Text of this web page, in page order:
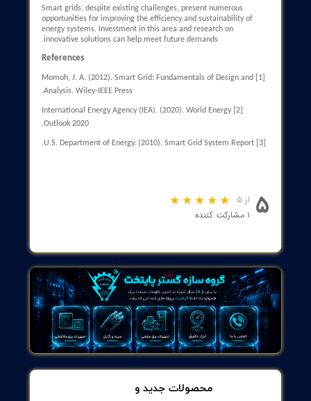
software for integration.
Energy Storage Infrastructure: The need for energy storage
systems.
grids.
peak loads can improve network performance.
Use of Automated Systems: Planning for load reduction during
peak times.
Demand Planning: Encouraging consumers to reduce
during specific times.
Load Forecasting: Using algorithms to predict load changes.
helped reduce electrical load.